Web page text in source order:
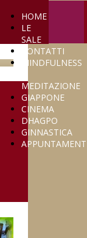
HOME
LE
SALE
CONTATTI
MINDFULNESS
MEDITAZIONE
GIAPPONE
CINEMA
DHAGPO
GINNASTICA